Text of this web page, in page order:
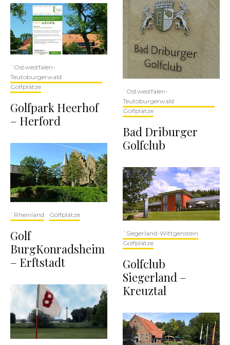
`Ostwestfalen-
Teutoburgerwald
Golfplätze
Golfpark Heerhof
– Herford
`Rheinland Golfplätze
Golf
BurgKonradsheim
– Erftstadt
`Ostwestfalen-
Teutoburgerwald
Golfplätze
Bad Driburger
Golfclub
`Siegerland-Wittgenstein
Golfplätze
Golfclub
Siegerland –
Kreuztal